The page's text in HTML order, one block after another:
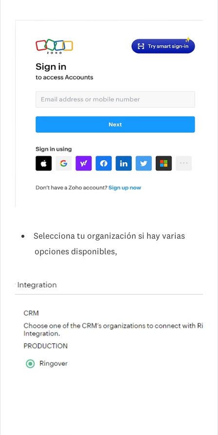
Selecciona tu organización si hay varias
opciones disponibles,